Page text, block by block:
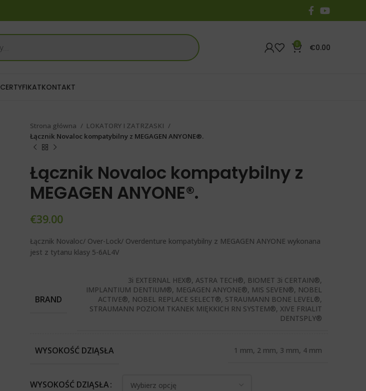
0 €0.00
CERTYFIKATKONTAKT
Strona główna
LOKATORY I ZATRZASKI
Łącznik Novaloc kompatybilny z MEGAGEN ANYONE®.
Łącznik Novaloc kompatybilny z
MEGAGEN ANYONE®.
€39.00
Łącznik Novaloc/ Over-Lock/ Overdenture kompatybilny z MEGAGEN ANYONE wykonana
jest z tytanu klasy 5-6AL4V
BRAND
3i EXTERNAL HEX®, ASTRA TECH®, BIOMET 3i CERTAIN®,
IMPLANTIUM DENTIUM®, MEGAGEN ANYONE®, MIS SEVEN®, NOBEL
ACTIVE®, NOBEL REPLACE SELECT®, STRAUMANN BONE LEVEL®,
STRAUMANN POZIOM TKANEK MIĘKKICH RN SYSTEM®, XIVE FRIALIT
DENTSPLY®
WYSOKOŚĆ DZIĄSŁA 1 mm, 2 mm, 3 mm, 4 mm
WYSOKOŚĆ DZIĄSŁA